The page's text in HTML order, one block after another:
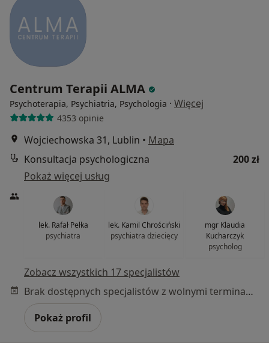
Centrum Terapii ALMA
Psychoterapia, Psychiatria, Psychologia · Więcej
4353 opinie
Wojciechowska 31, Lublin • Mapa
Konsultacja psychologiczna
200 zł
Pokaż więcej usług
lek. Rafał Pełka
psychiatra
lek. Kamil Chrościński
psychiatra dziecięcy
mgr Klaudia
Kucharczyk
psycholog
Zobacz wszystkich 17 specjalistów
Brak dostępnych specjalistów z wolnymi terminami w tym centrum medycznym.
Pokaż profil